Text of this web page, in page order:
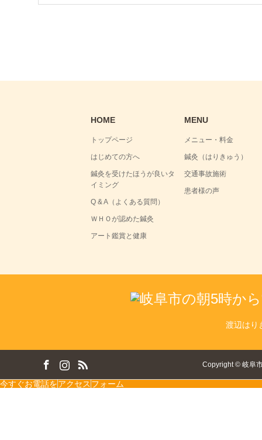
HOME
トップページ
はじめての方へ
鍼灸を受けたほうが良いタ
イミング
Q & A（よくある質問）
ＷＨＯが認めた鍼灸
アート鑑賞と健康
MENU
メニュー・料金
鍼灸（はりきゅう）
交通事故施術
患者様の声
渡辺はり
Copyright© 岐阜
今すぐお電話をアクセス フォーム